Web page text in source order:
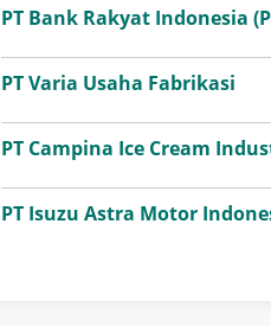
PT Bank Rakyat Indonesia
PT Varia Usaha Fabrikasi
PT Campina Ice Cream
PT Isuzu Astra Motor